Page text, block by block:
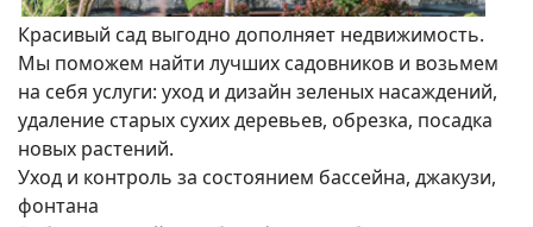
Красивый сад выгодно дополняет недвижимость.
Мы поможем найти лучших садовников и возьмем
на себя услуги: уход и дизайн зеленых насаждений,
удаление старых сухих деревьев, обрезка, посадка
новых растений.
Уход и контроль за состоянием бассейна, джакузи,
фонтана